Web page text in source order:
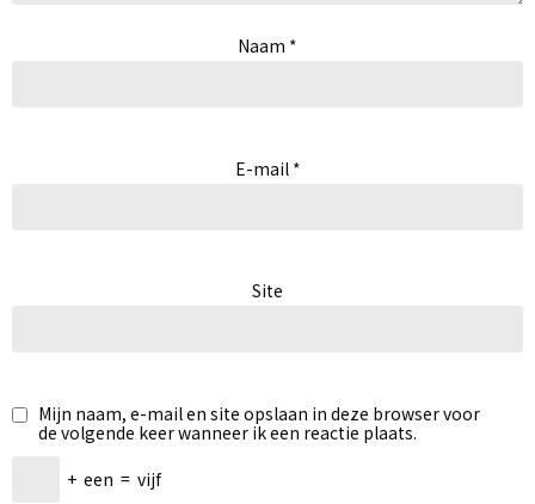
Naam *
E-mail *
Site
Mijn naam, e-mail en site opslaan in deze browser voor
de volgende keer wanneer ik een reactie plaats.
+ een = vijf